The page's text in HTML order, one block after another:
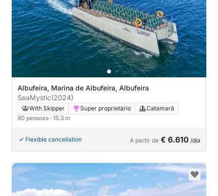
Albufeira, Marina de Albufeira, Albufeira
SeaMystic(2024)
With Skipper Super proprietário
Catamarã
80 pessoas · 15.3 m
Flexible cancellation A partir de € 6.610 /dia